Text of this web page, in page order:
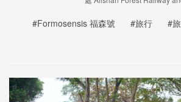
#Formosensis 福森號 #旅行 #